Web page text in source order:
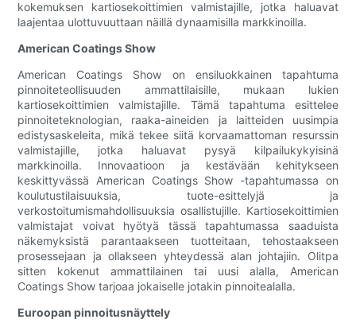
kokemuksen kartiosekoittimien valmistajille, jotka haluavat
laajentaa ulottuvuuttaan näillä dynaamisilla markkinoilla.
American Coatings Show
American Coatings Show on ensiluokkainen tapahtuma
pinnoiteteollisuuden ammattilaisille, mukaan lukien
kartiosekoittimien valmistajille. Tämä tapahtuma esittelee
pinnoiteteknologian, raaka-aineiden ja laitteiden uusimpia
edistysaskeleita, mikä tekee siitä korvaamattoman resurssin
valmistajille, jotka haluavat pysyä kilpailukykyisinä
markkinoilla. Innovaatioon ja kestävään kehitykseen
keskittyvässä American Coatings Show -tapahtumassa on
koulutustilaisuuksia, tuote-esittelyjä ja
verkostoitumismahdollisuuksia osallistujille. Kartiosekoittimien
valmistajat voivat hyötyä tässä tapahtumassa saaduista
näkemyksistä parantaakseen tuotteitaan, tehostaakseen
prosessejaan ja ollakseen yhteydessä alan johtajiin. Olitpa
sitten kokenut ammattilainen tai uusi alalla, American
Coatings Show tarjoaa jokaiselle jotakin pinnoitealalla.
Euroopan pinnoitusnäyttely